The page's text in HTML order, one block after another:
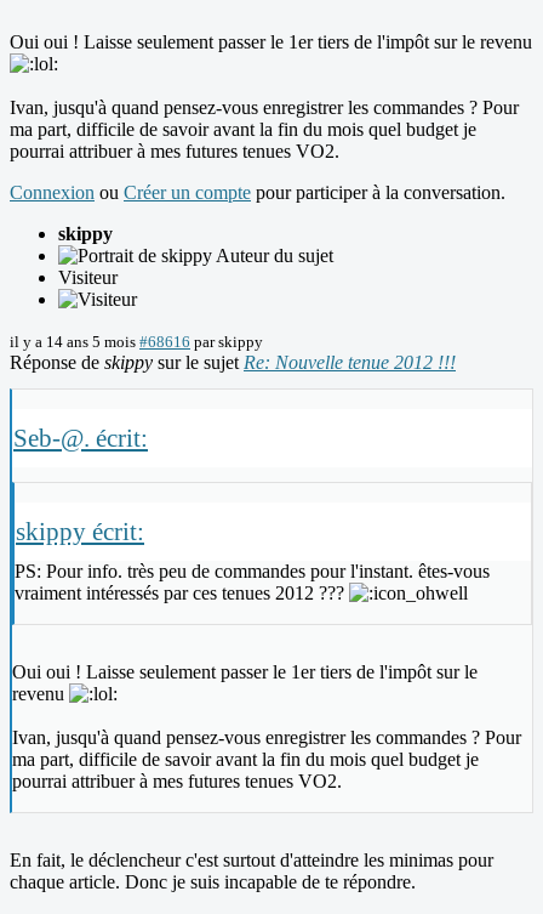
Oui oui ! Laisse seulement passer le 1er tiers de l'impôt sur le revenu
Ivan, jusqu'à quand pensez-vous enregistrer les commandes ? Pour
ma part, difficile de savoir avant la fin du mois quel budget je
pourrai attribuer à mes futures tenues VO2.
Connexion ou Créer un compte pour participer à la conversation.
skippy
Auteur du sujet
Visiteur
il y a 14 ans 5 mois #68616 parskippy
Réponse de skippy sur le sujet Re: Nouvelle tenue 2012 !!!
Seb-@. écrit:
skippy écrit:
PS: Pour info. très peu de commandes pour l'instant. êtes-vous
vraiment intéressés par ces tenues 2012 ???
Oui oui ! Laisse seulement passer le 1er tiers de l'impôt sur le
revenu
Ivan, jusqu'à quand pensez-vous enregistrer les commandes ? Pour
ma part, difficile de savoir avant la fin du mois quel budget je
pourrai attribuer à mes futures tenues VO2.
En fait, le déclencheur c'est surtout d'atteindre les minimas pour
chaque article. Donc je suis incapable de te répondre.